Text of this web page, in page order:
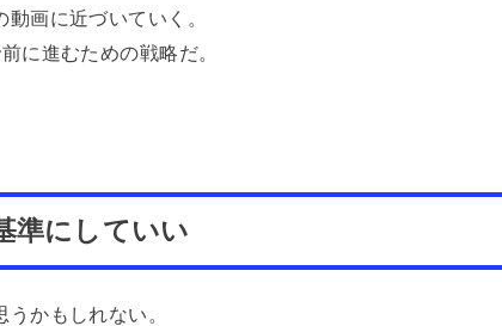
画に近づいていく。
に進むための戦略だ。
準にしていい
かもしれない。